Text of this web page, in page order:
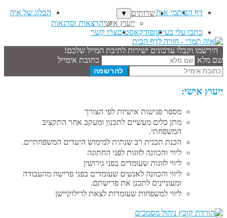
דף הביתמי אני?שרותים ▼
ייעוץ אישיהרצאות וסדנאות
הבלוג של איה
כתבו עלי בעיתוןפודקאסטיםצרו קשר
הירשמו וקבלו עדכונים ישירות לתיבת המייל שלכם!
שם מלא
כתובת אימייל
ייעוץ אישי:
מספר פגישות אישיות לפי הצורך
מתן כלים מעשיים לתכנון ומעקב אחר התקציב
המשפחתי.
הכנת תכנית רב שנתית למימוש היעדים המשפחתיים.
ליווי והכוונה לזוגות לפני החתונה
ליווי לזוגות שעומדים בפני גירושין
ליווי והכוונה לאנשים שעומדים בפני פרישה מהעבודה
ומעוניינים לתכנן את פרישתם.
ליווי למשפחות שעומדות לצאת לרילוקיישן